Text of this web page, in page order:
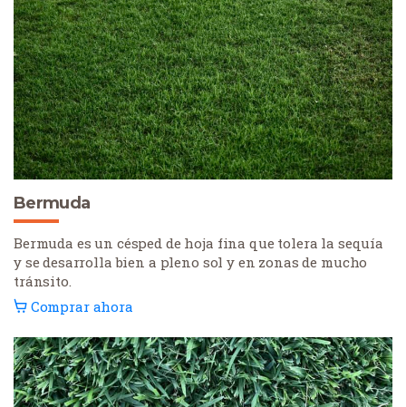
Bermuda
Bermuda es un césped de hoja fina que tolera la sequía
y se desarrolla bien a pleno sol y en zonas de mucho
tránsito.
Comprar ahora